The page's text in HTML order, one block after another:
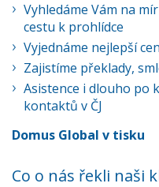
Vyhledáme Vám na
cestu k prohlídce
Vyjednáme nejlepší
Zajistíme překlady,
Asistence i dlouho po
kontaktů v ČJ
Domus Global v tisku
Co o nás řekli naši